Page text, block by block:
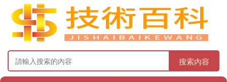
搜索內容